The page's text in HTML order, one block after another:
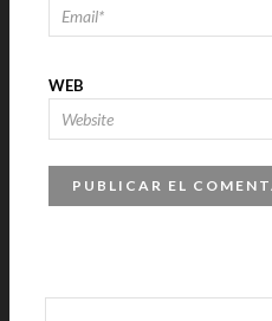
WEB